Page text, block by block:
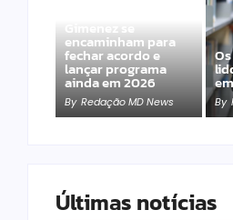
Gimenez se
encaminham para
fechar acordo e
lançar programa
ainda em 2026
By Redação MD News By
Últimas notícias